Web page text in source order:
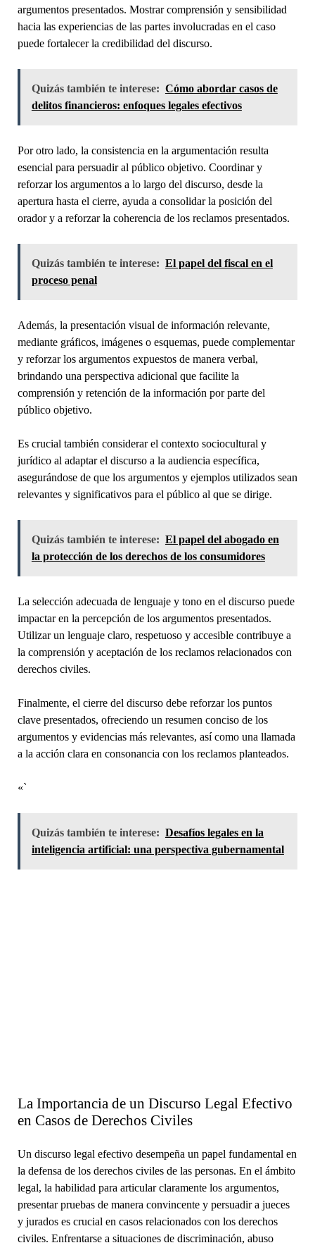
argumentos presentados. Mostrar comprensión y sensibilidad
hacia las experiencias de las partes involucradas en el caso
puede fortalecer la credibilidad del discurso.
Quizás también te interese: Cómo abordar casos de
delitos financieros: enfoques legales efectivos
Por otro lado, la consistencia en la argumentación resulta
esencial para persuadir al público objetivo. Coordinar y
reforzar los argumentos a lo largo del discurso, desde la
apertura hasta el cierre, ayuda a consolidar la posición del
orador y a reforzar la coherencia de los reclamos presentados.
Quizás también te interese: El papel del fiscal en el
proceso penal
Además, la presentación visual de información relevante,
mediante gráficos, imágenes o esquemas, puede complementar
y reforzar los argumentos expuestos de manera verbal,
brindando una perspectiva adicional que facilite la
comprensión y retención de la información por parte del
público objetivo.
Es crucial también considerar el contexto sociocultural y
jurídico al adaptar el discurso a la audiencia específica,
asegurándose de que los argumentos y ejemplos utilizados sean
relevantes y significativos para el público al que se dirige.
Quizás también te interese: El papel del abogado en
la protección de los derechos de los consumidores
La selección adecuada de lenguaje y tono en el discurso puede
impactar en la percepción de los argumentos presentados.
Utilizar un lenguaje claro, respetuoso y accesible contribuye a
la comprensión y aceptación de los reclamos relacionados con
derechos civiles.
Finalmente, el cierre del discurso debe reforzar los puntos
clave presentados, ofreciendo un resumen conciso de los
argumentos y evidencias más relevantes, así como una llamada
a la acción clara en consonancia con los reclamos planteados.
«`
Quizás también te interese: Desafíos legales en la
inteligencia artificial: una perspectiva gubernamental
La Importancia de un Discurso Legal Efectivo
en Casos de Derechos Civiles
Un discurso legal efectivo desempeña un papel fundamental en
la defensa de los derechos civiles de las personas. En el ámbito
legal, la habilidad para articular claramente los argumentos,
presentar pruebas de manera convincente y persuadir a jueces
y jurados es crucial en casos relacionados con los derechos
civiles. Enfrentarse a situaciones de discriminación, abuso